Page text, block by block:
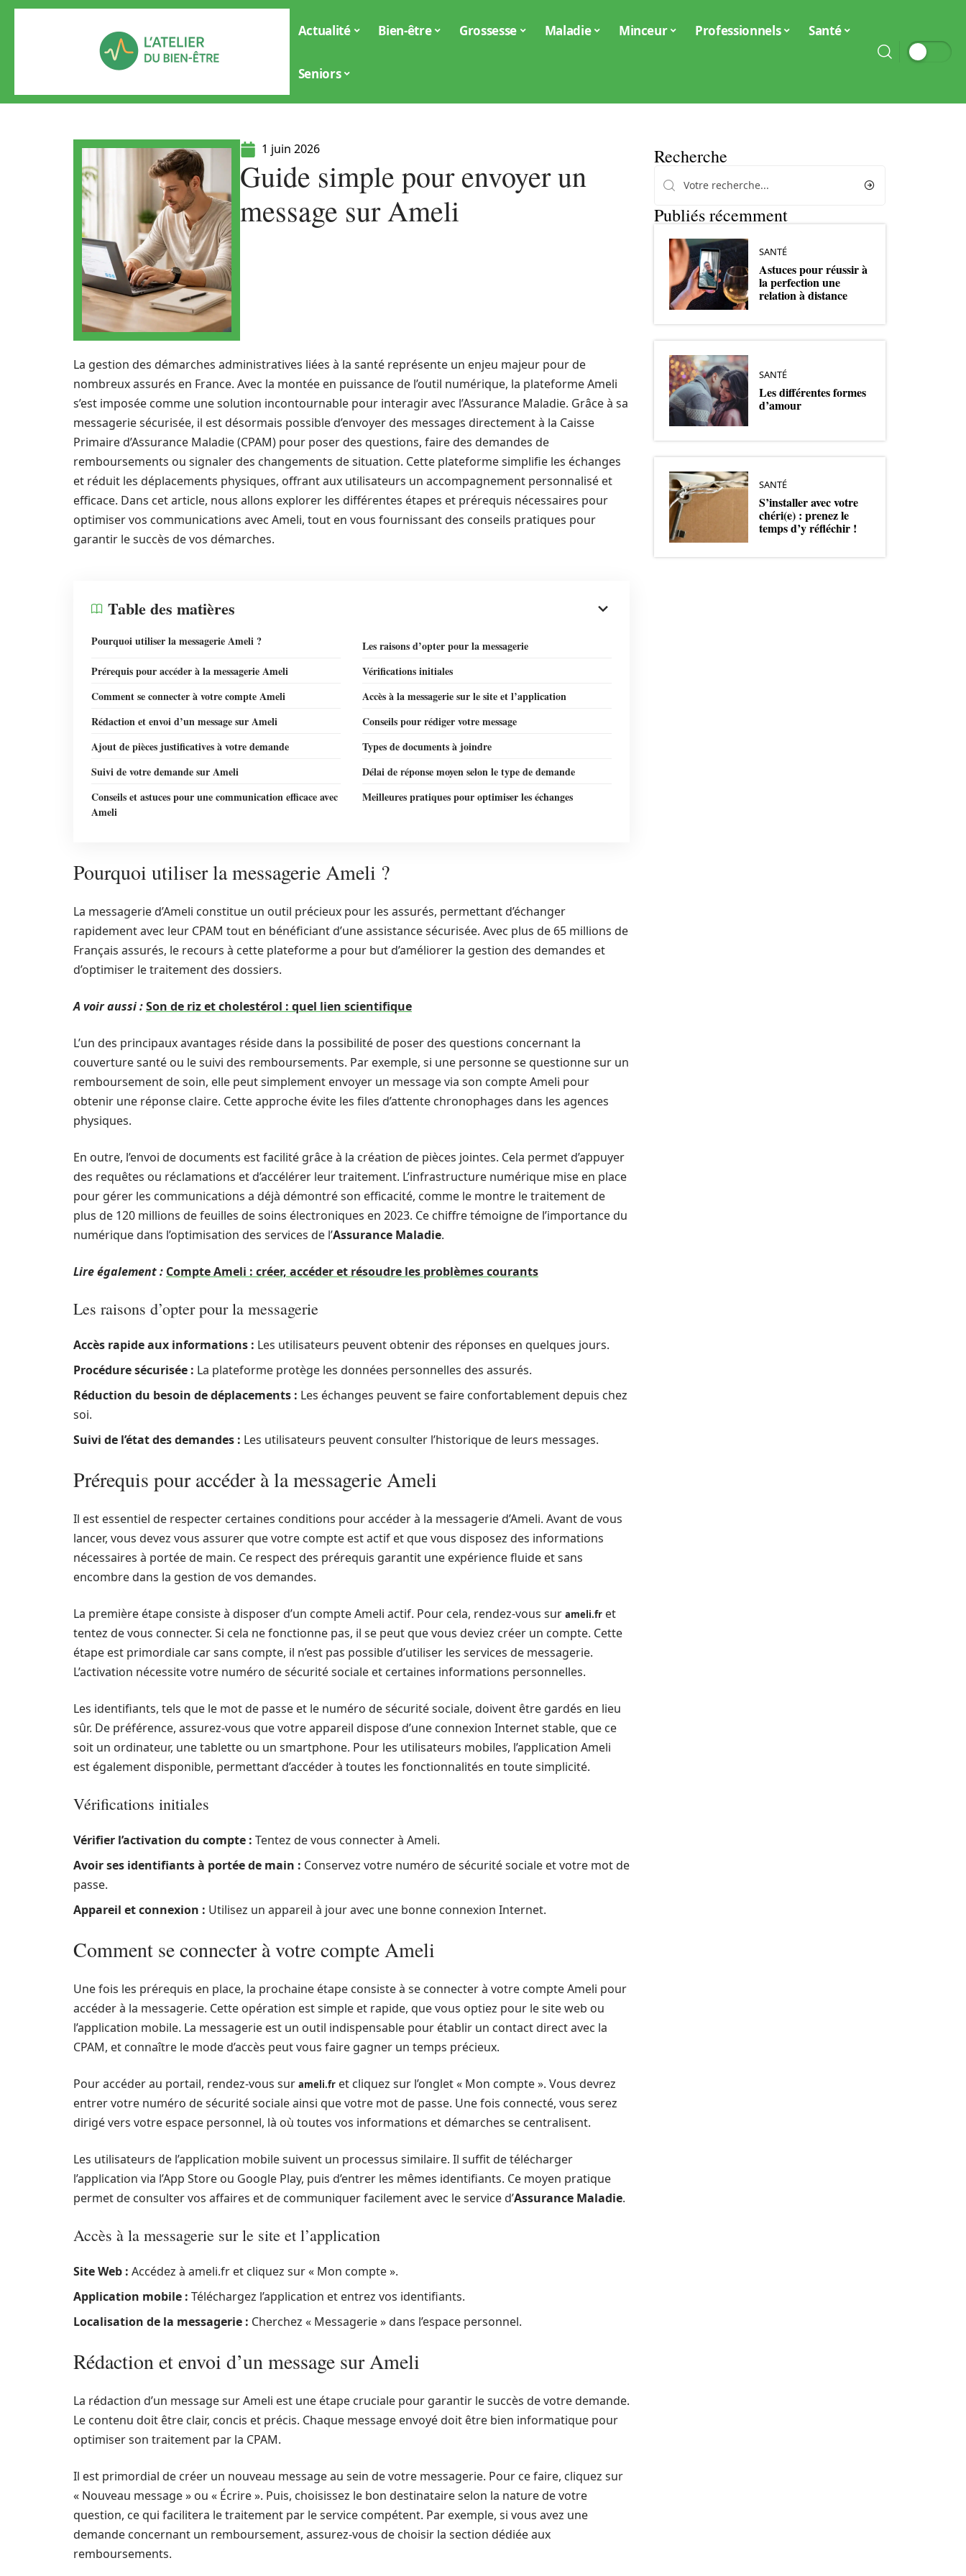
Actualité Bien-être Grossesse Maladie Minceur Professionnels Santé
Seniors
1 juin 2026
Guide simple pour envoyer un
message sur Ameli
La gestion des démarches administratives liées à la santé représente un enjeu majeur pour de
nombreux assurés en France. Avec la montée en puissance de l’outil numérique, la plateforme Ameli
s’est imposée comme une solution incontournable pour interagir avec l’Assurance Maladie. Grâce à sa
messagerie sécurisée, il est désormais possible d’envoyer des messages directement à la Caisse
Primaire d’Assurance Maladie (CPAM) pour poser des questions, faire des demandes de
remboursements ou signaler des changements de situation. Cette plateforme simplifie les échanges
et réduit les déplacements physiques, offrant aux utilisateurs un accompagnement personnalisé et
efficace. Dans cet article, nous allons explorer les différentes étapes et prérequis nécessaires pour
optimiser vos communications avec Ameli, tout en vous fournissant des conseils pratiques pour
garantir le succès de vos démarches.
Table des matières
Pourquoi utiliser la messagerie Ameli ?
Les raisons d’opter pour la messagerie
Prérequis pour accéder à la messagerie Ameli
Vérifications initiales
Comment se connecter à votre compte Ameli
Accès à la messagerie sur le site et l’application
Rédaction et envoi d’un message sur Ameli
Conseils pour rédiger votre message
Ajout de pièces justificatives à votre demande
Types de documents à joindre
Suivi de votre demande sur Ameli
Délai de réponse moyen selon le type de demande
Conseils et astuces pour une communication efficace avec
Ameli
Meilleures pratiques pour optimiser les échanges
Pourquoi utiliser la messagerie Ameli ?
La messagerie d’Ameli constitue un outil précieux pour les assurés, permettant d’échanger
rapidement avec leur CPAM tout en bénéficiant d’une assistance sécurisée. Avec plus de 65 millions de
Français assurés, le recours à cette plateforme a pour but d’améliorer la gestion des demandes et
d’optimiser le traitement des dossiers.
A voir aussi :Son de riz et cholestérol : quel lien scientifique
L’un des principaux avantages réside dans la possibilité de poser des questions concernant la
couverture santé ou le suivi des remboursements. Par exemple, si une personne se questionne sur un
remboursement de soin, elle peut simplement envoyer un message via son compte Ameli pour
obtenir une réponse claire. Cette approche évite les files d’attente chronophages dans les agences
physiques.
En outre, l’envoi de documents est facilité grâce à la création de pièces jointes. Cela permet d’appuyer
des requêtes ou réclamations et d’accélérer leur traitement. L’infrastructure numérique mise en place
pour gérer les communications a déjà démontré son efficacité, comme le montre le traitement de
plus de 120 millions de feuilles de soins électroniques en 2023. Ce chiffre témoigne de l’importance du
numérique dans l’optimisation des services de l’Assurance Maladie.
Lire également : Compte Ameli : créer, accéder et résoudre les problèmes courants
Les raisons d’opter pour la messagerie
Accès rapide aux informations : Les utilisateurs peuvent obtenir des réponses en quelques jours.
Procédure sécurisée : La plateforme protège les données personnelles des assurés.
Réduction du besoin de déplacements : Les échanges peuvent se faire confortablement depuis chez
soi.
Suivi de l’état des demandes : Les utilisateurs peuvent consulter l’historique de leurs messages.
Prérequis pour accéder à la messagerie Ameli
Il est essentiel de respecter certaines conditions pour accéder à la messagerie d’Ameli. Avant de vous
lancer, vous devez vous assurer que votre compte est actif et que vous disposez des informations
nécessaires à portée de main. Ce respect des prérequis garantit une expérience fluide et sans
encombre dans la gestion de vos demandes.
La première étape consiste à disposer d’un compte Ameli actif. Pour cela, rendez-vous sur ameli.fr et
tentez de vous connecter. Si cela ne fonctionne pas, il se peut que vous deviez créer un compte. Cette
étape est primordiale car sans compte, il n’est pas possible d’utiliser les services de messagerie.
L’activation nécessite votre numéro de sécurité sociale et certaines informations personnelles.
Les identifiants, tels que le mot de passe et le numéro de sécurité sociale, doivent être gardés en lieu
sûr. De préférence, assurez-vous que votre appareil dispose d’une connexion Internet stable, que ce
soit un ordinateur, une tablette ou un smartphone. Pour les utilisateurs mobiles, l’application Ameli
est également disponible, permettant d’accéder à toutes les fonctionnalités en toute simplicité.
Vérifications initiales
Vérifier l’activation du compte : Tentez de vous connecter à Ameli.
Avoir ses identifiants à portée de main : Conservez votre numéro de sécurité sociale et votre mot de
passe.
Appareil et connexion : Utilisez un appareil à jour avec une bonne connexion Internet.
Comment se connecter à votre compte Ameli
Une fois les prérequis en place, la prochaine étape consiste à se connecter à votre compte Ameli pour
accéder à la messagerie. Cette opération est simple et rapide, que vous optiez pour le site web ou
l’application mobile. La messagerie est un outil indispensable pour établir un contact direct avec la
CPAM, et connaître le mode d’accès peut vous faire gagner un temps précieux.
Pour accéder au portail, rendez-vous sur ameli.fr et cliquez sur l’onglet « Mon compte ». Vous devrez
entrer votre numéro de sécurité sociale ainsi que votre mot de passe. Une fois connecté, vous serez
dirigé vers votre espace personnel, là où toutes vos informations et démarches se centralisent.
Les utilisateurs de l’application mobile suivent un processus similaire. Il suffit de télécharger
l’application via l’App Store ou Google Play, puis d’entrer les mêmes identifiants. Ce moyen pratique
permet de consulter vos affaires et de communiquer facilement avec le service d’Assurance Maladie.
Accès à la messagerie sur le site et l’application
Site Web : Accédez à ameli.fr et cliquez sur « Mon compte ».
Application mobile : Téléchargez l’application et entrez vos identifiants.
Localisation de la messagerie : Cherchez « Messagerie » dans l’espace personnel.
Rédaction et envoi d’un message sur Ameli
La rédaction d’un message sur Ameli est une étape cruciale pour garantir le succès de votre demande.
Le contenu doit être clair, concis et précis. Chaque message envoyé doit être bien informatique pour
optimiser son traitement par la CPAM.
Il est primordial de créer un nouveau message au sein de votre messagerie. Pour ce faire, cliquez sur
« Nouveau message » ou « Écrire ». Puis, choisissez le bon destinataire selon la nature de votre
question, ce qui facilitera le traitement par le service compétent. Par exemple, si vous avez une
demande concernant un remboursement, assurez-vous de choisir la section dédiée aux
remboursements.
Recherche
Publiés récemment
SANTÉ
Astuces pour réussir à
la perfection une
relation à distance
SANTÉ
Les différentes formes
d’amour
SANTÉ
S’installer avec votre
chéri(e) : prenez le
temps d’y réfléchir !